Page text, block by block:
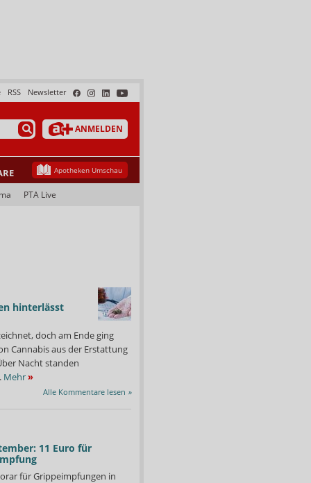
Newsletter
RSS
ANMELDEN
Apotheken Umschau
PTA Live
hinterlässt
doch am Ende ging
Cannabis aus der Erstattung
Nacht standen
Mehr»
Alle Kommentare lesen »
11 Euro für
für Grippeimpfungen in